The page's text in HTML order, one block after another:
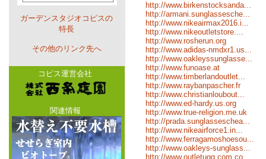
http://www.birkenstocksanda...
http://armani.sunglassesche...
http://www.nikeairmax2016.i...
http://www.nikeoutletstore....
http://www.rosherun.org
http://www.adidas-nmdxr1.us...
http://www.oakleyssunglasse...
http://www.funoase.at
http://www.timberlandoutlet...
http://www.raybanpascher.fr
http://www.christianloubout...
http://www.ed-hardy.us.org
http://www.true-religion.me.uk
http://prada.sunglasseschea...
http://www.nikeairforce1.in...
http://www.ferragamoshoesou...
http://www.oakleys-sunglass...
http://www.outletugg.com.co
ガーデンスタジオコピスの
特長
その他のリンク先へ
コピス運営会社
関連情報